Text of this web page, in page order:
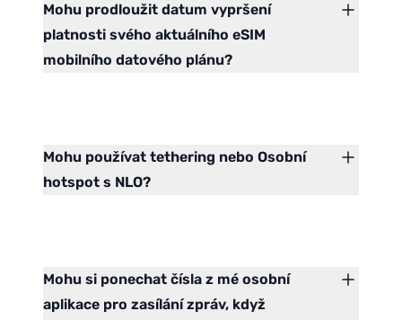
Mohu prodloužit datum vypršení
platnosti svého aktuálního eSIM
mobilního datového plánu?
Mohu používat tethering nebo Osobní
hotspot s NLO?
Mohu si ponechat čísla z mé osobní
aplikace pro zasílání zpráv, když